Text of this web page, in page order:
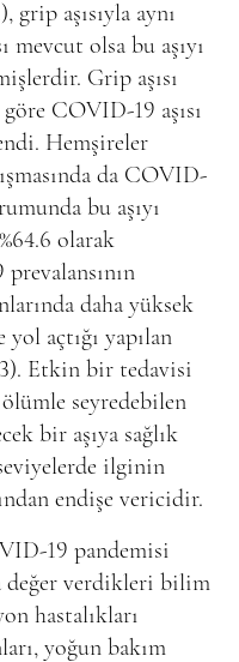
aşısıyla aynı
olsa bu aşıyı
Grip aşısı
COVID-19 aşısı
Hemşireler
da COVID-
bu aşıyı
olarak
daha yüksek
açtığı yapılan
Etkin bir tedavisi
seyredebilen
bir aşıya sağlık
ilginin
endişe vericidir.
19 pandemisi
değer verdikleri bilim
hastalıkları
yoğun bakım